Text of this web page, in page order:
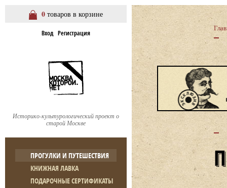
0 товаров в корзине
Вход Регистрация
Историко-культурологический проект о
старой Москве
ПРОГУЛКИ И ПУТЕШЕСТВИЯ
КНИЖНАЯ ЛАВКА
ПОДАРОЧНЫЕ СЕРТИФИКАТЫ